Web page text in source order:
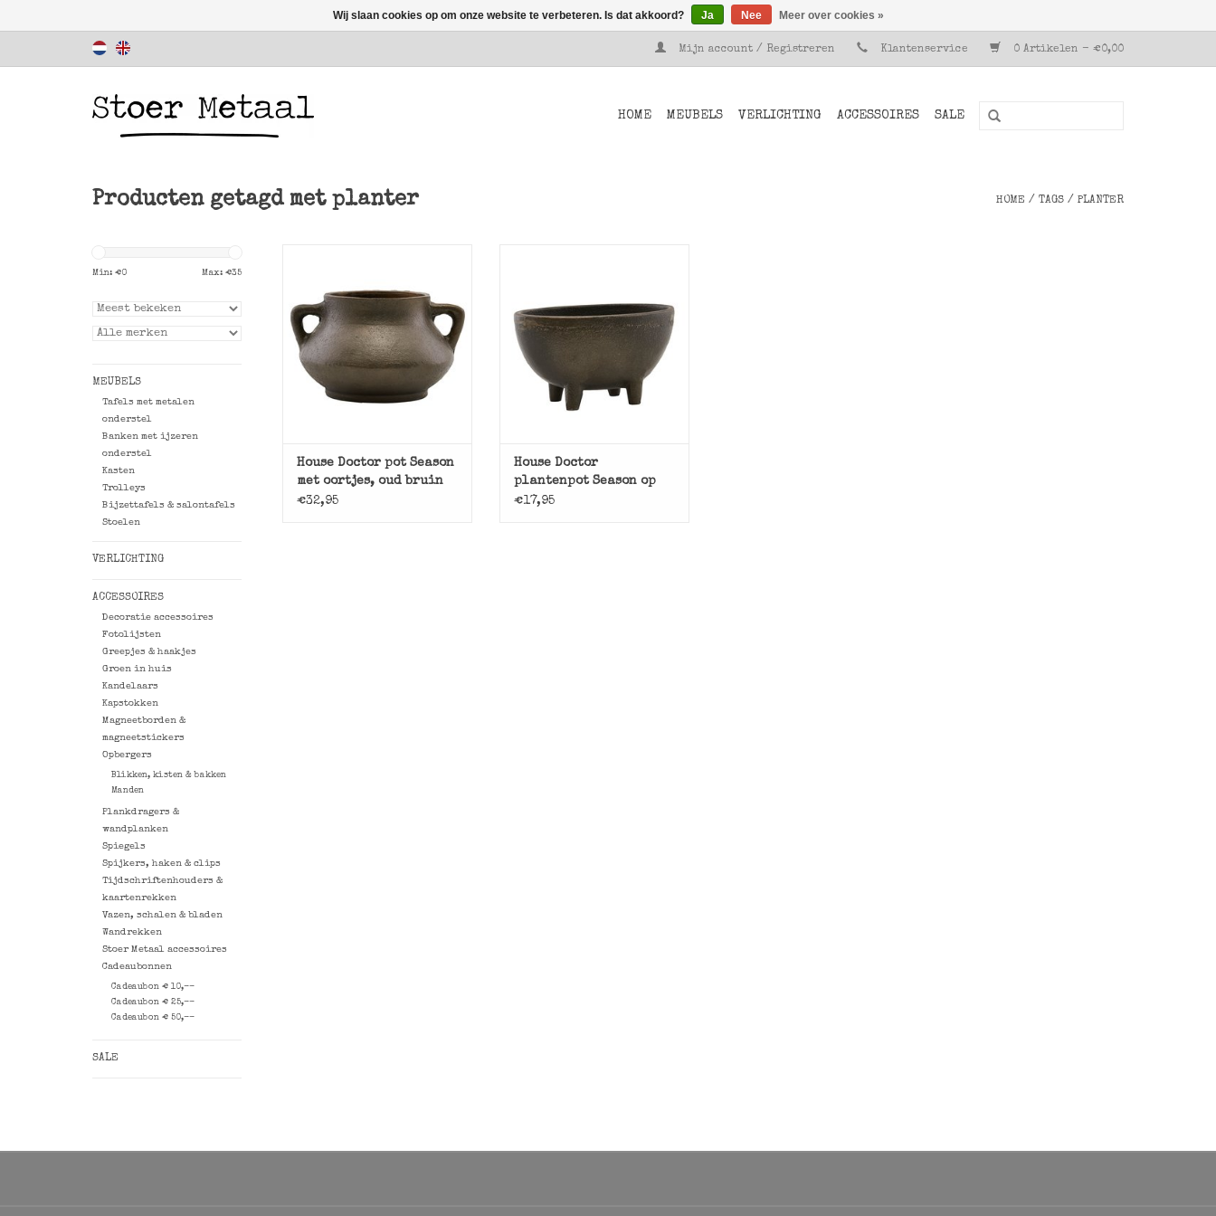
Mijn account / Registreren Klantenservice 0 Artikelen - €0,00
HOME MEUBELS VERLICHTING ACCESSOIRES SALE
Producten getagd met planter HOME / TAGS / PLANTER
Min: €0 Max: €35
MEUBELS
Tafels met metalen
onderstel
Banken met ijzeren
onderstel
Kasten
Trolleys
Bijzettafels & salontafels
Stoelen
VERLICHTING
ACCESSOIRES
Decoratie accessoires
Fotolijsten
Greepjes & haakjes
Groen in huis
Kandelaars
Kapstokken
Magneetborden &
magneetstickers
Opbergers
Blikken, kisten & bakken
Manden
Plankdragers &
wandplanken
Spiegels
Spijkers, haken & clips
Tijdschriftenhouders &
kaartenrekken
Vazen, schalen & bladen
Wandrekken
Stoer Metaal accessoires
Cadeaubonnen
Cadeaubon € 10,--
Cadeaubon € 25,--
Cadeaubon € 50,--
SALE
TOEVOEGEN AAN WINKELWAGEN
House Doctor pot Season
met oortjes, oud bruin
€32,95
House Doctor
plantenpot Season op
pootjes, oud bruin
€17,95
Wij slaan cookies op om onze website te verbeteren. Is dat akkoord? Ja Nee Meer over cookies »